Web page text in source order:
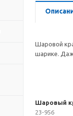
Шаровой
шарике.
Шаровый
23-956